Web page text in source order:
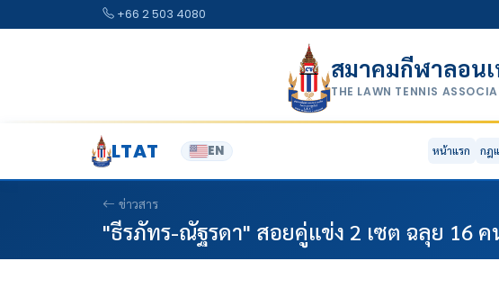
+66 2 503 4080
สมาคมกีฬาลอน
THE LAWN TENNIS
LTAT EN หน้าแรก กฎ
ข่าวสาร
"ธีรภัทร-ณัฐรดา" สอยคู่แข่ง 2 เซต ฉลุย 16